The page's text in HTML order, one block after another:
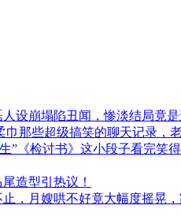
设崩塌陷丑闻，惨淡结局竟是
那些超级搞笑的聊天记录，
《检讨书》这小段子看完笑
造型引热议！
，月嫂哄不好竟大幅度摇晃